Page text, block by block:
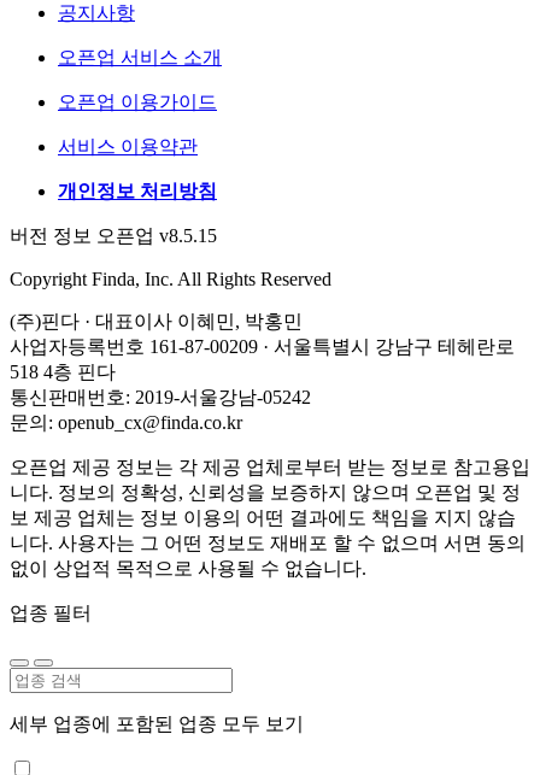
공지사항
오픈업 서비스 소개
오픈업 이용가이드
서비스 이용약관
개인정보 처리방침
버전 정보 오픈업 v8.5.15
Copyright Finda, Inc. All Rights Reserved
(주)핀다 · 대표이사 이혜민, 박홍민
사업자등록번호 161-87-00209 · 서울특별시 강남구 테헤란로
518 4층 핀다
통신판매번호: 2019-서울강남-05242
문의: openub_cx@finda.co.kr
오픈업 제공 정보는 각 제공 업체로부터 받는 정보로 참고용입
니다. 정보의 정확성, 신뢰성을 보증하지 않으며 오픈업 및 정
보 제공 업체는 정보 이용의 어떤 결과에도 책임을 지지 않습
니다. 사용자는 그 어떤 정보도 재배포 할 수 없으며 서면 동의
없이 상업적 목적으로 사용될 수 없습니다.
업종 필터
세부 업종에 포함된 업종 모두 보기